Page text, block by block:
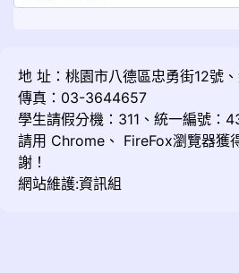
地 址：桃園市八德區忠勇街12號
傳真：03-3644657
學生請假分機：311、統一編號：
請用 Chrome 、 FireFox瀏覽器獲
謝！
網站維護:資訊組